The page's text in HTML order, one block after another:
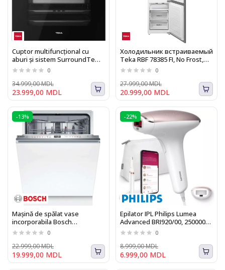
Cuptor multifuncţional cu
aburi și sistem SurroundTemp
Teka HLB8550SC
0
23.999,00 MDL
34.999,00 MDL
Холодильник встраиваемый
Teka RBF 78385 FI, No Frost,
300 л, H 195.5 см, класс E
0
20.999,00 MDL
27.999,00 MDL
-13%
Mașină de spălat vase
incorporabila Bosch
SBD6ECX12E Seria I 6
0
19.999,00 MDL
22.999,00 MDL
-22%
Epilator IPL Philips Lumea
Advanced BRI920/00, 250000
impulsuri luminoase,
tehnologie SensoAdapt,
trimmer inclus
0
6.999,00 MDL
8.999,00 MDL